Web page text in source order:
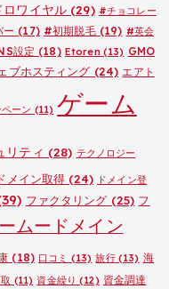
ワイヤル(29) #チョコレー
ー (17) #初期脱毛(19) #英会
設定 (18) Etoren(13) GMO
ブホスティング (24) エアト
ーン (11) ゲーム
リティ (28) テクノロジー
メイン取得 (24) ドメイン登
ファクタリング (25) フ
ムードメイン
(18) 口コミ (13) 旅行(13) 海
(11) 資金繰り (12) 資金調達